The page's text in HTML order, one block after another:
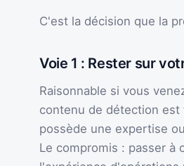
C'est la décision que la
Voie 1 : Rester sur
Raisonnable si vous
contenu de détection
possède une expertise
Le compromis : passer à